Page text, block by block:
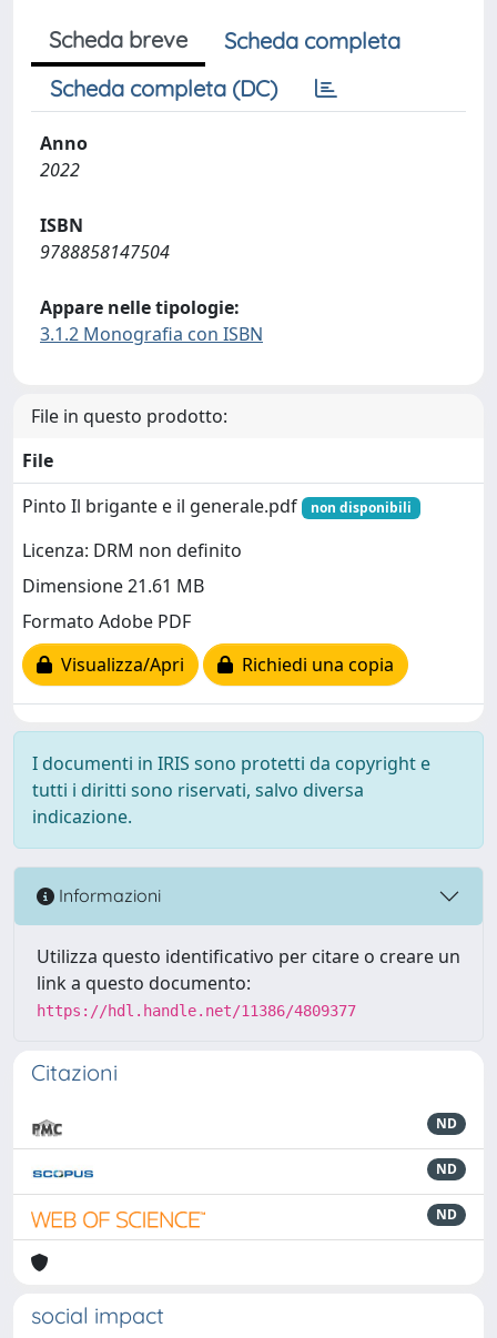
Scheda breve
Scheda completa
Scheda completa (DC)
Anno
2022
ISBN
9788858147504
Appare nelle tipologie:
3.1.2 Monografia con ISBN
File in questo prodotto:
File
Pinto Il brigante e il generale.pdf
non disponibili
Licenza: DRM non definito
Dimensione 21.61 MB
Formato Adobe PDF
Visualizza/Apri
Richiedi una copia
I documenti in IRIS sono protetti da copyright e
tutti i diritti sono riservati, salvo diversa
indicazione.
Informazioni
Utilizza questo identificativo per citare o creare un
link a questo documento:
https://hdl.handle.net/11386/4809377
Citazioni
ND
ND
ND
social impact